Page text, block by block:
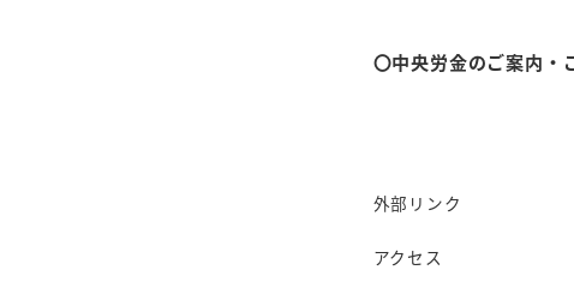
〇中央労金のご案内・
外部リンク
アクセス
日程 ２０２１
全体会・全体
分科会１３時
全体講演 子
申し込み締切
申し込み方法